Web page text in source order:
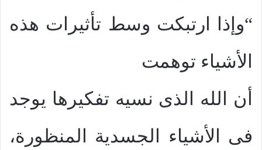
“وإذا ارتبكت وسط تأثيرات هذه
الأشياء توهمت
أن الله الذى نسيه تفكيرها يوجد
فى الأشياء الجسدية المنظورة،